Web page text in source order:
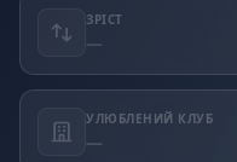
ЗРІСТ
—
УЛЮБЛЕНИЙ КЛУБ
—